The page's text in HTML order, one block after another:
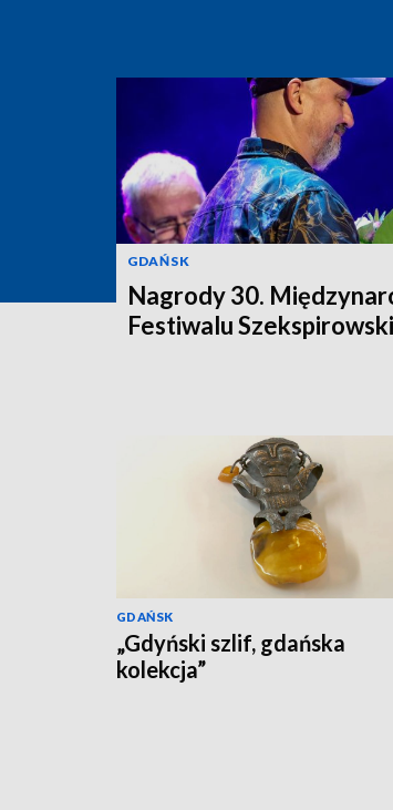
GDAŃSK
Nagrody 30.
Festiwalu
GDAŃSK
„Gdyński szlif, gdańska
kolekcja”